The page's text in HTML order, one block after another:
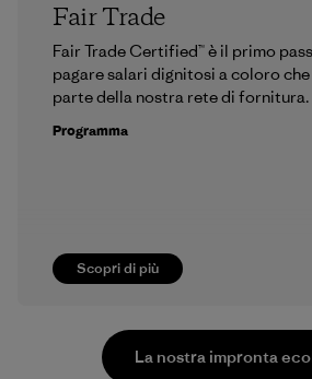
Scopri di più
Fair Trade
Fair Trade Certified™ è il primo
pagare salari dignitosi a coloro
parte della nostra rete di fornitura.
Programma
La nostra impronta